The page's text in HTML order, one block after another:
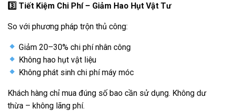
3️ Tiết Kiệm Chi Phí – Giảm Hao Hụt Vật Tư
So với phương pháp trộn thủ công:
Giảm 20–30% chi phí nhân công
Không hao hụt vật liệu
Không phát sinh chi phí máy móc
Khách hàng chỉ mua đúng số bao cần sử dụng. Không dư
thừa – không lãng phí.